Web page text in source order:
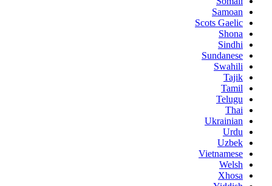
Samoan
Scots Gaelic
Shona
Sindhi
Sundanese
Swahili
Tajik
Tamil
Telugu
Thai
Ukrainian
Urdu
Uzbek
Vietnamese
Welsh
Xhosa